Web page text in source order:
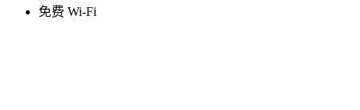
免费 Wi-Fi